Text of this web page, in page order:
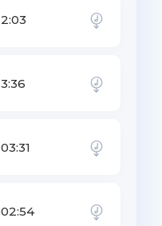
2:03
3:36
03:31
02:54